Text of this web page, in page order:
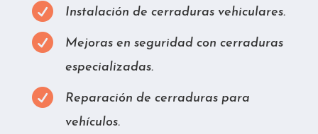
 Instalación de cerraduras vehiculares.

Mejoras en seguridad con cerraduras
especializadas.

Reparación de cerraduras para
vehículos.